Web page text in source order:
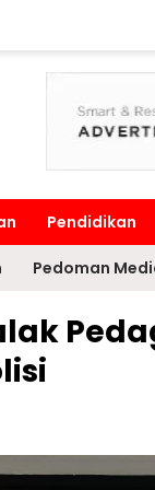
Pendidikan
Pedoman